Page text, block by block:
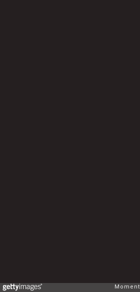
Moment